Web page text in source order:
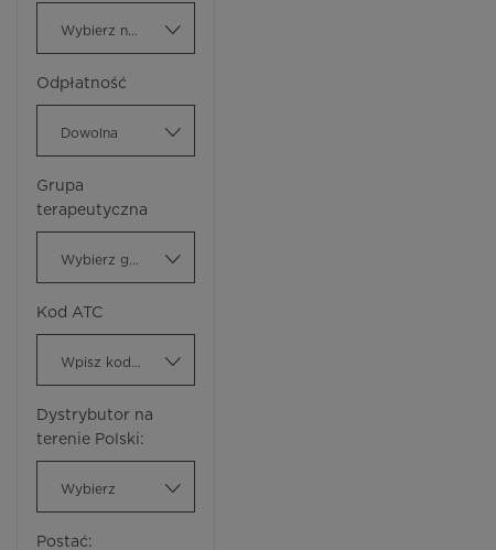
Odpłatność
Dowolna
Grupa
terapeutyczna
Kod ATC
Dystrybutor na
terenie Polski:
Wybierz
Postać: